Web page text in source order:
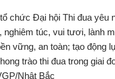
chức Đại hội Thi đua yêu
nghiêm túc, vui tươi, lành
vững, an toàn; tạo động
trào thi đua trong giai
Nhật Bắc